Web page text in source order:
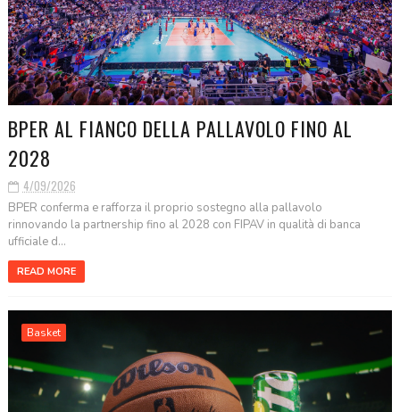
BPER AL FIANCO DELLA PALLAVOLO FINO AL
2028
4/09/2026
BPER conferma e rafforza il proprio sostegno alla pallavolo
rinnovando la partnership fino al 2028 con FIPAV in qualità di banca
ufficiale d...
READ MORE
Basket